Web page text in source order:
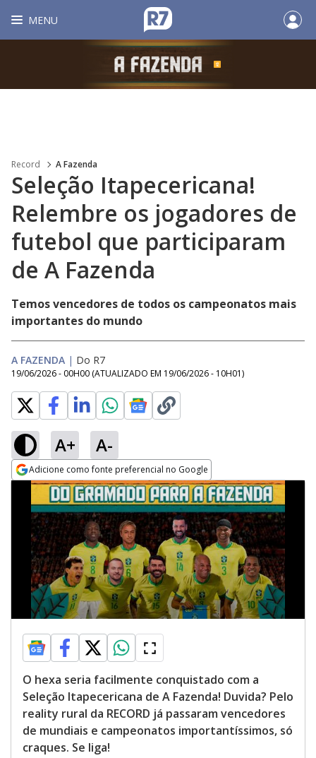
MENU
Record A Fazenda
Seleção Itapecericana!
Relembre os jogadores de
futebol que participaram
de A Fazenda
Temos vencedores de todos os campeonatos mais
importantes do mundo
A FAZENDA | Do R7
19/06/2026 - 00H00 (ATUALIZADO EM 19/06/2026 - 10H01)
A+ A-
Adicione como fonte preferencial no Google
Opens in new window
O hexa seria facilmente conquistado com a
Seleção Itapecericana de A Fazenda! Duvida? Pelo
reality rural da RECORD já passaram vencedores
de mundiais e campeonatos importantíssimos, só
craques. Se liga!